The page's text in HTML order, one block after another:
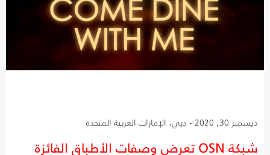
ديسمبر 30, 2020 - دبي، الإمارات العربية المتحدة
شبكة OSN تعرض وصفات الأطباق الفائزة